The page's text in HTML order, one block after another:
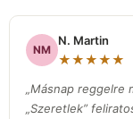
NM
N. Martin
★★★★★
„Másnap
„Szeretlek”